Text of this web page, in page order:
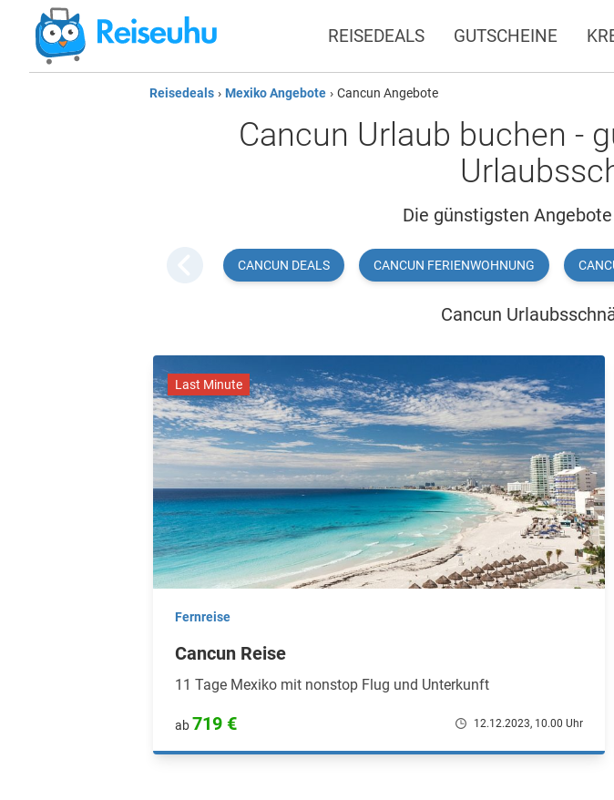
REISEDEALS GUTSCHEINE
Reisedeals › Mexiko Angebote › Cancun Angebote
Cancun Urlaub buchen -
Die günstigsten
CANCUN DEALS CANCUN FERIENWOHNUNG
Cancun
Last Minute
Fernreise
Cancun Reise
11 Tage Mexiko mit nonstop Flug und Unterkunft
ab719 € 12.12.2023, 10.00 Uhr